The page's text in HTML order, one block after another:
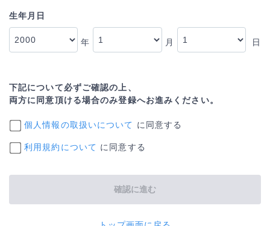
生年月日
年 月 日
下記について必ずご確認の上、
両方に同意頂ける場合のみ登録へお進みください。
個人情報の取扱いについて に同意する
利用規約について に同意する
確認に進む